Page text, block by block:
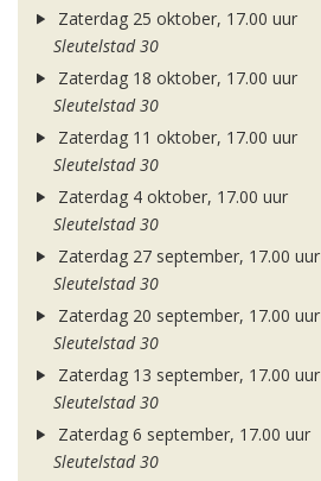
Zaterdag 25 oktober, 17.00 uur
Sleutelstad 30
Zaterdag 18 oktober, 17.00 uur
Sleutelstad 30
Zaterdag 11 oktober, 17.00 uur
Sleutelstad 30
Zaterdag 4 oktober, 17.00 uur
Sleutelstad 30
Zaterdag 27 september, 17.00 uur
Sleutelstad 30
Zaterdag 20 september, 17.00 uur
Sleutelstad 30
Zaterdag 13 september, 17.00 uur
Sleutelstad 30
Zaterdag 6 september, 17.00 uur
Sleutelstad 30